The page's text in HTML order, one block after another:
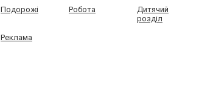
Подорожі Робота
Дитячий
розділ
Реклама